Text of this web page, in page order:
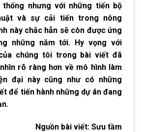
thống nhưng với những tiến bộ
và sự cải tiến trong nông
này chắc hẳn sẽ còn được ứng
những năm tới. Hy vọng với
chúng tôi trong bài viết đã
rõ ràng hơn về mô hình làm
đại này cũng như có những
để tiến hành những dự án đang
Nguồn bài viết: Sưu tầm